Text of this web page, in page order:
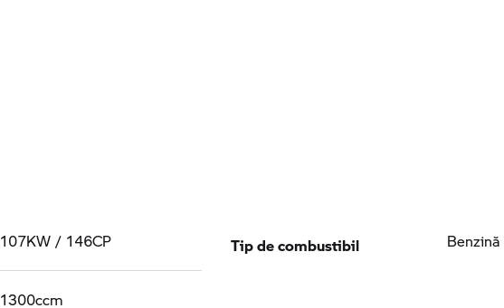
107KW / 146CP
1300ccm
Tip de combustibil Benzină